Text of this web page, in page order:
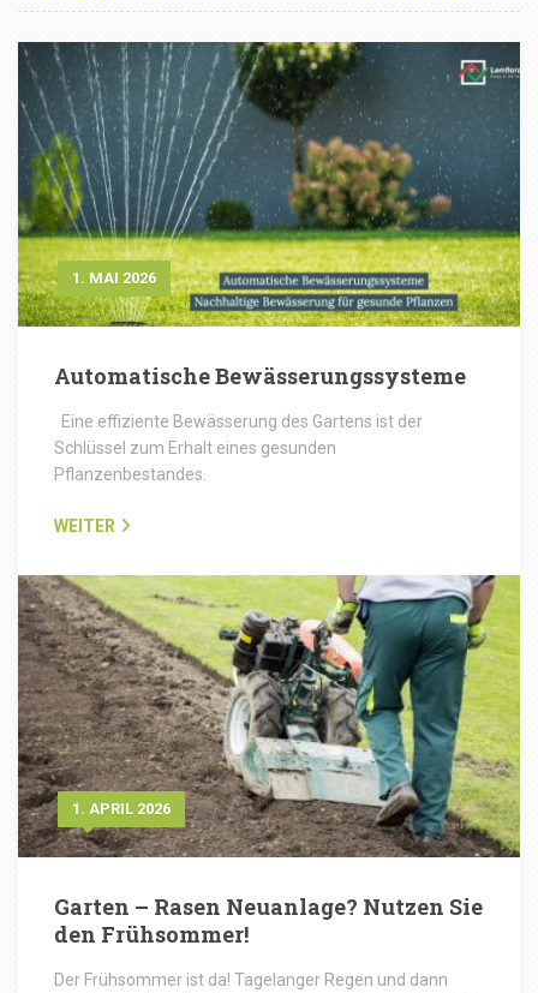
1. MAI 2026
Automatische Bewässerungssysteme
Eine effiziente Bewässerung des Gartens ist der
Schlüssel zum Erhalt eines gesunden
Pflanzenbestandes.
WEITER
1. APRIL 2026
Garten – Rasen Neuanlage? Nutzen Sie
den Frühsommer!
Der Frühsommer ist da! Tagelanger Regen und dann